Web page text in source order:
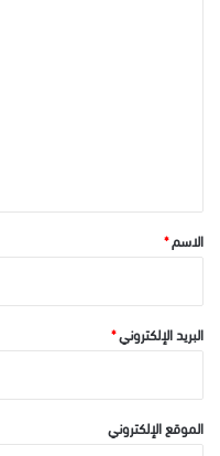
*الاسم*
البريد الإلكتروني*
الموقع الإلكتروني